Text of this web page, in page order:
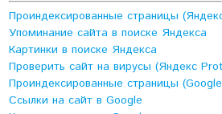
Проиндексированные страницы
Упоминание сайта в поиске Яндекса
Картинки в поиске Яндекса
Проверить сайт на вирусы (Яндекс
Проиндексированные страницы
Ссылки на сайт в Google